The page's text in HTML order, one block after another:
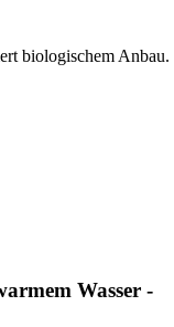
biologischem Anbau.
Wasser -